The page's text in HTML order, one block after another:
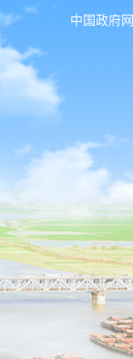
中国政府网